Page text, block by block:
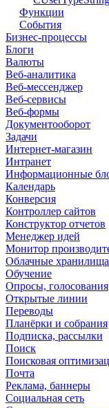
Функции
События
Бизнес-процессы
Блоги
Валюты
Веб-аналитика
Веб-мессенджер
Веб-сервисы
Веб-формы
Документооборот
Задачи
Интернет-магазин
Интранет
Информационные
Календарь
Конверсия
Контроллер сайтов
Конструктор отчетов
Менеджер идей
Монитор
Облачные хранилища
Обучение
Опросы, голосования
Открытые линии
Переводы
Планёрки и собрания
Подписка, рассылки
Поиск
Поисковая
Почта
Реклама, баннеры
Социальная сеть